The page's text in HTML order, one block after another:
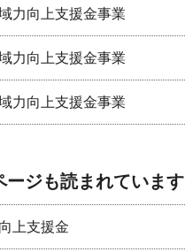
力向上支援金事業
力向上支援金事業
力向上支援金事業
ージも読まれています
上支援金